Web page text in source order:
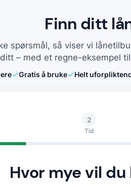
Finn ditt
spørsmål, så viser vi
ditt – med et regne-eksempel
Gratis å bruke Helt
2
Tid
Hvor mye vil du